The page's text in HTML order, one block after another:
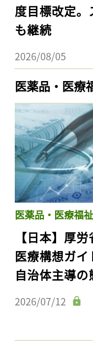
度目標改定
も継続
2026/08/05
医薬品・医療
医薬品・医療福祉
【日本】厚
医療構想ガイ
自治体主導
2026/07/12